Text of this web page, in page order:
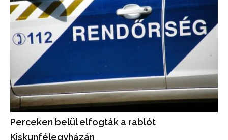
Perceken belül elfogták a rablót
Kiskunfélegyházán